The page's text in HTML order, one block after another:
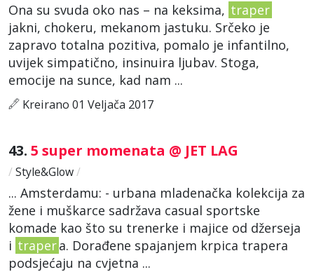
Ona su svuda oko nas – na keksima, traper
jakni, chokeru, mekanom jastuku. Srčeko je
zapravo totalna pozitiva, pomalo je infantilno,
uvijek simpatično, insinuira ljubav. Stoga,
emocije na sunce, kad nam ...
Kreirano 01 Veljača 2017
43. 5 super momenata @ JET LAG
/ Style&Glow/
... Amsterdamu: - urbana mladenačka kolekcija za
žene i muškarce sadržava casual sportske
komade kao što su trenerke i majice od džerseja
i trapera. Dorađene spajanjem krpica trapera
podsjećaju na cvjetna ...